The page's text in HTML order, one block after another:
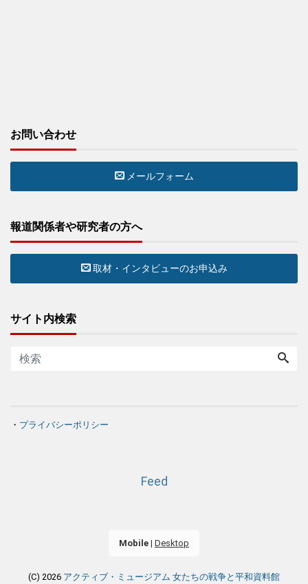
お問い合わせ
メールフォーム
報道関係者や研究者の方へ
取材・インタビューのお申込み
サイト内検索
・ プライバシーポリシー
Feed
Mobile | Desktop
(C) 2026 アクティブ・ミュージアム 女たちの戦争と平和資料館